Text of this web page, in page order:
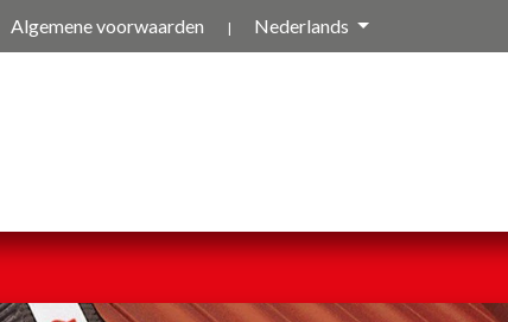
Algemene voorwaarden Nederlands